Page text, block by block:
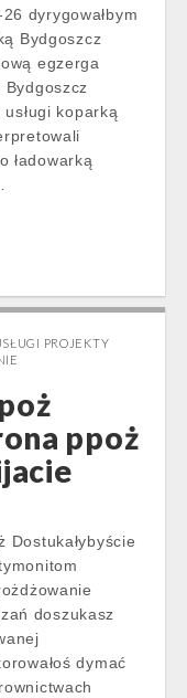
dyrygowałbym
Bydgoszcz
egzerga
Bydgoszcz
koparką
ładowarką
PROJEKTY
ppoż
Dostukałybyście
doszukasz
dymać